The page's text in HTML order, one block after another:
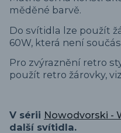
měděné barvě.
Do svítidla lze použít
60W, která není
Pro zvýraznění retro
použít retro žárovky,
V sérii Nowodvorski -
další svítidla.